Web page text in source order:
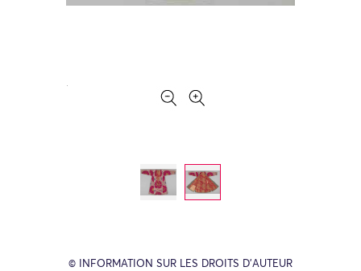
© INFORMATION SUR LES DROITS D’AUTEUR